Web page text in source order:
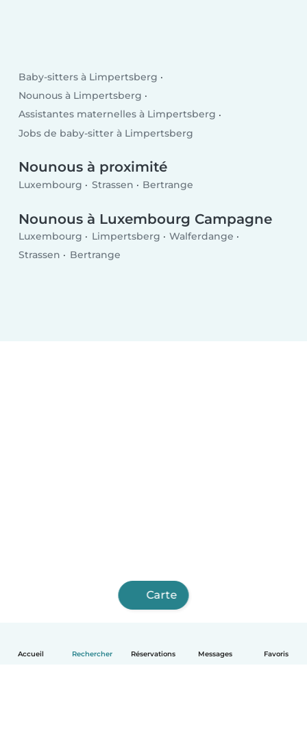
Accueil Rechercher Réservations Messages Favoris
Baby-sitters à Limpertsberg
Nounous à Limpertsberg
Assistantes maternelles à Limpertsberg
Jobs de baby-sitter à Limpertsberg
Nounous à proximité
Luxembourg Strassen Bertrange
Nounous à Luxembourg Campagne
Luxembourg Limpertsberg
Walferdange
Strassen
Bertrange
Carte